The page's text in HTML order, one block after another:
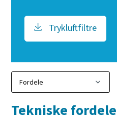
Trykluftfiltre
Tekniske fordele